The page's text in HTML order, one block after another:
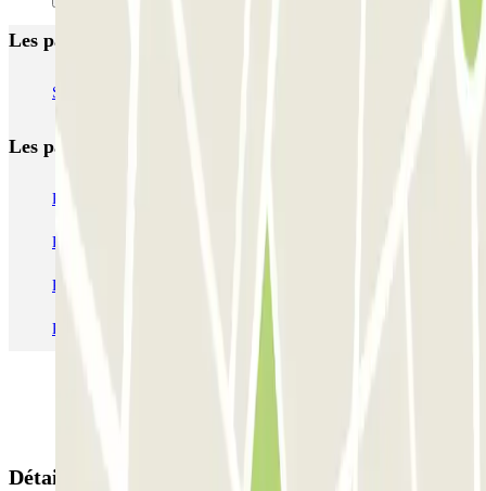
Les parkings les mieux notés à Pérouse
SABA Perugia Piazza Partigiani
Les parkings les
Parking Paris
Parking Charles de Gaulle - Roissy Aeroport
Parking Aéroport Roland Garros La Réunion P4 Longue Durée
Parking Aéroport Barcelone Parking Aéroport Beauvais
Détails de la réservation